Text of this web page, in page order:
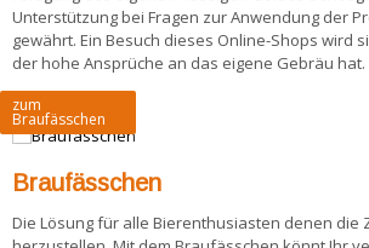
Unterstützung bei Fragen zur Anwendung der
gewährt. Ein Besuch dieses Online-Shops wird
der hohe Ansprüche an das eigene Gebräu hat.
zum
Braufässchen
Braufässchen
Die Lösung für alle Bierenthusiasten denen die